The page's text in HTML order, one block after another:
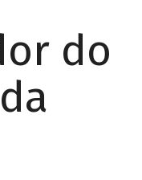
do